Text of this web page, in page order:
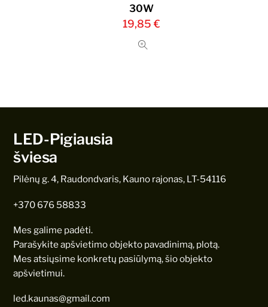
30W
19,85€
LED-Pigiausia
šviesa
Pilėnų g. 4, Raudondvaris, Kauno rajonas, LT-54116
+370 676 58833
Mes galime padėti.
Parašykite apšvietimo objekto pavadinimą, plotą.
Mes atsiųsime konkretų pasiūlymą, šio objekto
apšvietimui.
led.kaunas@gmail.com